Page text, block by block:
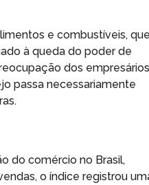
e combustíveis, que
à queda do poder de
dos empresários
passa necessariamente
do comércio no Brasil,
o índice registrou